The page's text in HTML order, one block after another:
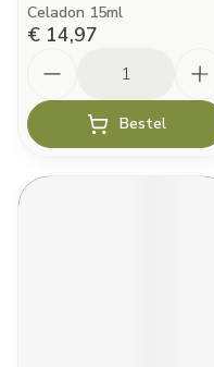
Celadon 15ml
€ 14,97
Bestel